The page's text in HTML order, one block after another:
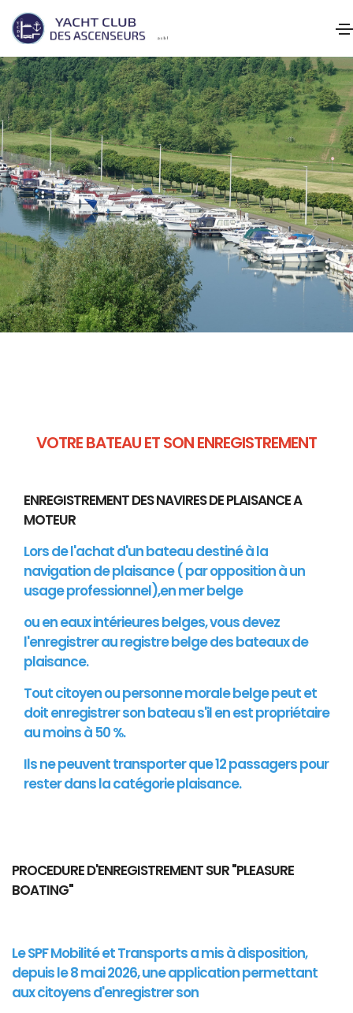
VOTRE BATEAU ET SON ENREGISTREMENT
ENREGISTREMENT DES NAVIRES DE PLAISANCE A
MOTEUR
Lors de l'achat d'un bateau destiné à la
navigation de plaisance ( par opposition à un
usage professionnel),en mer belge
ou en eaux intérieures belges, vous devez
l'enregistrer au registre belge des bateaux de
plaisance.
Tout citoyen ou personne morale belge peut et
doit enregistrer son bateau s'il en est propriétaire
au moins à 50 %.
Ils ne peuvent transporter que 12 passagers pour
rester dans la catégorie plaisance.
PROCEDURE D'ENREGISTREMENT SUR "PLEASURE
BOATING"
Le SPF Mobilité et Transports a mis à disposition,
depuis le 8 mai 2026, une application permettant
aux citoyens d'enregistrer son